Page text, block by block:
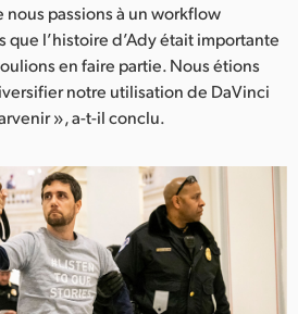
nous passions à un workflow
que l’histoire d’Ady était importante
en faire partie. Nous étions
notre utilisation de DaVinci
», a-t-il conclu.